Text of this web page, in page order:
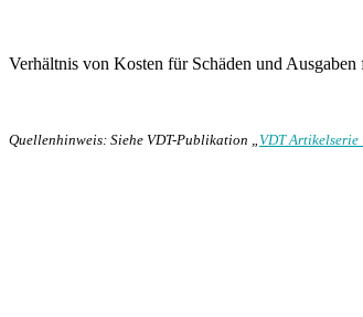
Verhältnis von Kosten für Schäden und
Quellenhinweis: Siehe VDT-Publikation „VDT Artikelserie